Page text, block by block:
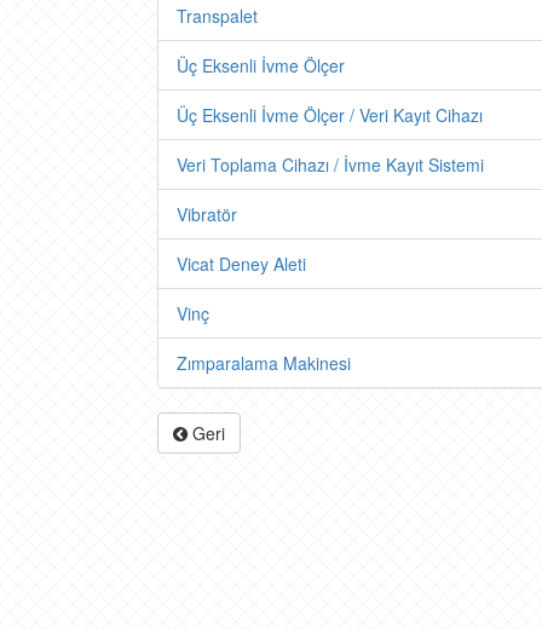
Transpalet
Üç Eksenli İvme Ölçer
Üç Eksenli İvme Ölçer / Veri Kayıt Cihazı
Veri Toplama Cihazı / İvme Kayıt Sistemi
Vibratör
Vicat Deney Aleti
Vinç
Zımparalama Makinesi
Geri